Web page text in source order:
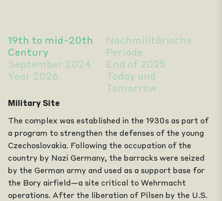
19th to mid-20th
Century
Nachmilitärische
Periode
September 2024
End of 2025
Year 2026
Today and
Tomorrow
Military Site
The complex was established in the 1930s as part of
a program to strengthen the defenses of the young
Czechoslovakia. Following the occupation of the
country by Nazi Germany, the barracks were seized
by the German army and used as a support base for
the Bory airfield—a site critical to Wehrmacht
operations. After the liberation of Pilsen by the U.S.